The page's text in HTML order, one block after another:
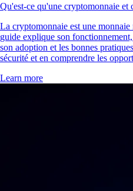
Qu'est-ce qu'une cryptomonnaie et
La cryptomonnaie est une
guide explique son
son adoption et les bonnes
sécurité et en comprendre les
Learn more